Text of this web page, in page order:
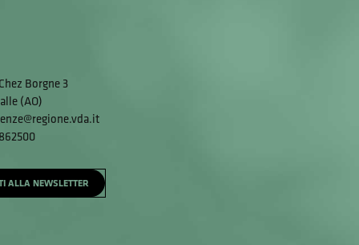
Borgne 3
(AO)
ALLA NEWSLETTER